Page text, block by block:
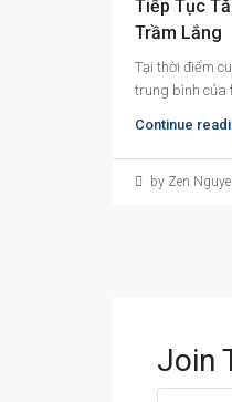
Tiếp Tục
Trầm Lắng
Tại thời điểm
trung bình của
Continue
by Zen
Join